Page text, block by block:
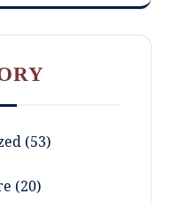
53
20